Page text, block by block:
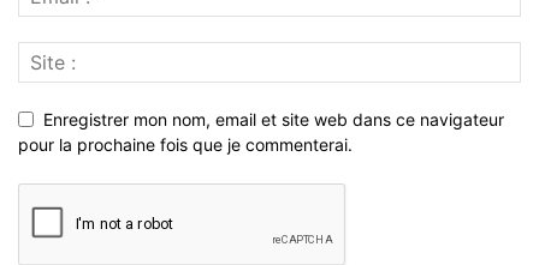
Enregistrer mon nom, email et site web dans ce navigateur
pour la prochaine fois que je commenterai.